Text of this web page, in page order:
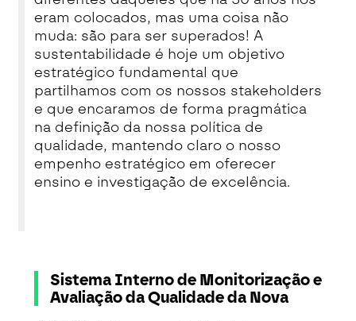
eram colocados, mas uma coisa não
muda: são para ser superados! A
sustentabilidade é hoje um objetivo
estratégico fundamental que
partilhamos com os nossos stakeholders
e que encaramos de forma pragmática
na definição da nossa política de
qualidade, mantendo claro o nosso
empenho estratégico em oferecer
ensino e investigação de excelência.
Sistema Interno de Monitorização e
Avaliação da Qualidade da Nova